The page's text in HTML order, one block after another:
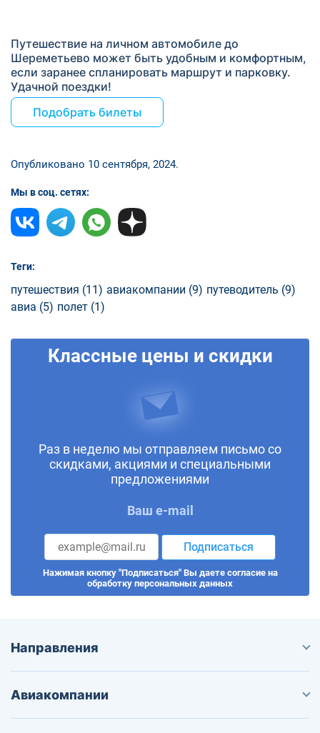
Путешествие на личном автомобиле до
Шереметьево может быть удобным и комфортным,
если заранее спланировать маршрут и парковку.
Удачной поездки!
Подобрать билеты
Опубликовано 10 сентября, 2024.
Мы в соц. сетях:
Теги:
путешествия (11) авиакомпании (9) путеводитель (9)
авиа (5) полет (1)
Классные цены и скидки
Раз в неделю мы отправляем письмо со
скидками, акциями и специальными
предложениями
Ваш e-mail
Подписаться
Нажимая кнопку "Подписаться" Вы даете согласие на
обработку персональных данных
Направления
Авиакомпании